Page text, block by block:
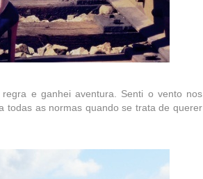
e ganhei aventura. Senti o vento nos
todas as normas quando se trata de querer